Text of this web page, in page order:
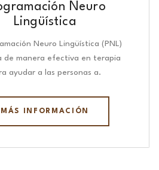
Neuro
Lingüística​
Neuro Lingüística (PNL)
de manera efectiva en terapia
ayudar a las personas a.
MÁS INFORMACIÓN